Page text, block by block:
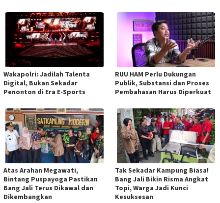
Wakapolri: Jadilah Talenta
Digital, Bukan Sekadar
Penonton di Era E-Sports
RUU HAM Perlu Dukungan
Publik, Substansi dan Proses
Pembahasan Harus Diperkuat
Atas Arahan Megawati,
Bintang Puspayoga Pastikan
Bang Jali Terus Dikawal dan
Dikembangkan
Tak Sekadar Kampung Biasa!
Bang Jali Bikin Risma Angkat
Topi, Warga Jadi Kunci
Kesuksesan